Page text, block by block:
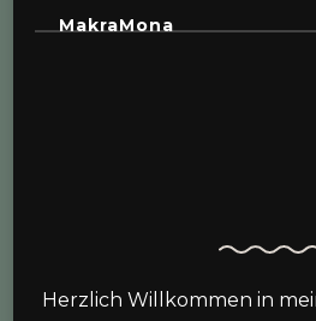
MakraMona
Herzlich Willkommen in